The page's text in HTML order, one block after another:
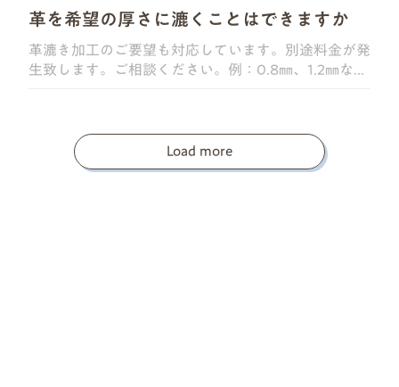
革を希望の厚さに漉くことはできますか
革漉き加工のご要望も対応しています。別途料金が発
生致します。ご相談ください。例：0.8㎜、1.2㎜な...
Load more